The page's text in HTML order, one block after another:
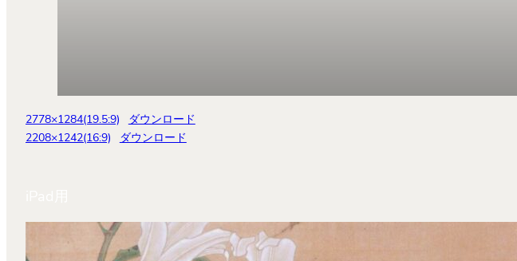
2778×1284(19.5:9)
ダウンロード
2208×1242(16:9)
ダウンロード